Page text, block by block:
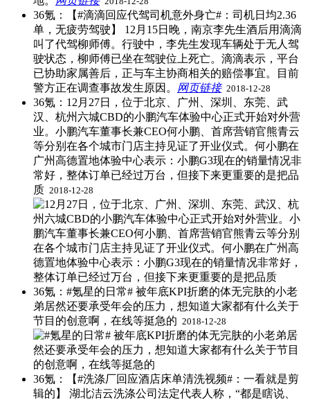
36氪：【#滴滴回应代驾司机意外身亡#：司机日均2.36
单，无疲劳驾驶】 12月15日晚，南京李先生酒后用滴滴
叫了代驾柳师傅。行驶中，李先生发现车辆处于无人驾
驶状态，柳师傅已坐在驾驶位上死亡。滴滴表示，平台
已协助家属善后，正与车主协商相关的赔偿事宜。目前
警方正在调查事故发生原因。 网页链接​ 2018-12-28
36氪：12月27日，位于北京、广州、深圳、东莞、武
汉、杭州六城CBD的小鹏汽车体验中心正式开始对外营
业。小鹏汽车董事长兼CEO何小鹏、首席营销官熊青云
等分别在各个城市门店主持见证了开业仪式。何小鹏在
广州高德置地体验中心表示：小鹏G3现在的销量情况非
常好，整体订单已经过万台，但接下来更重要的是把品
质 ​ 2018-12-28
36氪：#氪星的日常# 被年底KPI折磨的体无完肤的小老
弟居然还要承受年会的压力，想知道大家都有什么关于
节目的创意啊，在线等挺急的 ​ 2018-12-28
36氪：【#洗涤厂回应酒店床单清洗视频#：一看就是剪
辑的】 湖北洁云洗涤公司法定代表人称，“都是瞎说、